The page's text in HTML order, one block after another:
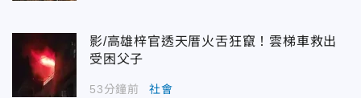
影/高雄梓官透天厝火舌狂竄！雲梯車救出
受困父子
53分鐘前 社會